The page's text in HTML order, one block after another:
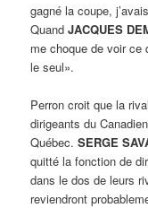
gagné la coupe,
QuandJACQUES
me choque de voir
le seul».
Perron croit que la
dirigeants du
Québec.SERGE
quitté la fonction de
dans le dos de leurs
reviendront